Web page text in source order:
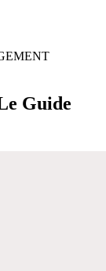
Guide